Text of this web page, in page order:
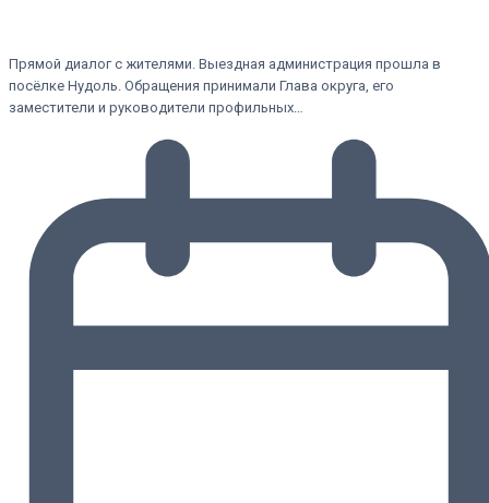
Прямой диалог с жителями. Выездная администрация прошла в
посёлке Нудоль. Обращения принимали Глава округа, его
заместители и руководители профильных…